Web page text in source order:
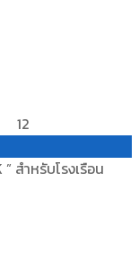
12
สำหรับโรงเรือน